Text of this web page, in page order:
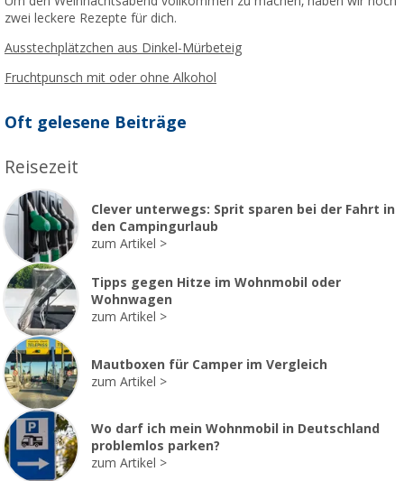
zwei leckere Rezepte für dich.
Ausstechplätzchen aus Dinkel-Mürbeteig
Fruchtpunsch mit oder ohne Alkohol
Oft gelesene Beiträge
Reisezeit
Clever unterwegs: Sprit sparen bei der Fahrt in
den Campingurlaub
zum Artikel
Tipps gegen Hitze im Wohnmobil oder
Wohnwagen
zum Artikel
Mautboxen für Camper im Vergleich
zum Artikel
Wo darf ich mein Wohnmobil in Deutschland
problemlos parken?
zum Artikel